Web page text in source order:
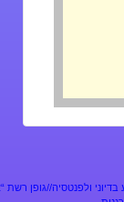
ולפנטסיה//גופן רשת “אלף”